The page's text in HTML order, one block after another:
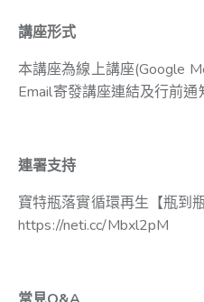
講座形式
本講座為線上講座(Google
Email寄發講座連結及行前通
連署支持
寶特瓶落實循環再生【瓶
https://neti.cc/Mbxl2pM